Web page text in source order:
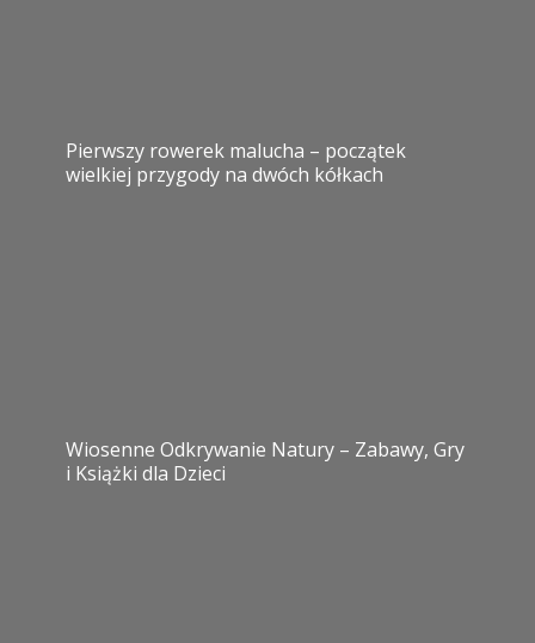
Pierwszy rowerek malucha – początek
wielkiej przygody na dwóch kółkach
Wiosenne Odkrywanie Natury – Zabawy, Gry
i Książki dla Dzieci